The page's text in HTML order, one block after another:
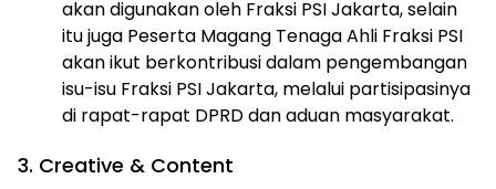
akan digunakan oleh Fraksi PSI Jakarta, selain
itu juga Peserta Magang Tenaga Ahli Fraksi PSI
akan ikut berkontribusi dalam pengembangan
isu-isu Fraksi PSI Jakarta, melalui partisipasinya
di rapat-rapat DPRD dan aduan masyarakat.
3. Creative & Content